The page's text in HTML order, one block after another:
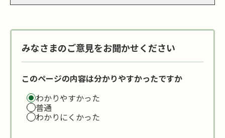
みなさまのご意見をお聞かせください
このページの内容は分かりやすかったですか
わかりやすかった
普通
わかりにくかった